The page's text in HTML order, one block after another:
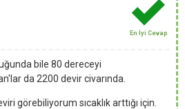
En İyi Cevap
bile 80 dereceyi
da 2200 devir civarında.
görebiliyorum sıcaklık arttığı için.